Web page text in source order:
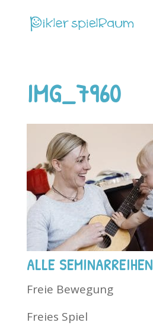
IMG_7960
ALLE SEMINARREIHEN
Freie Bewegung
Freies Spiel